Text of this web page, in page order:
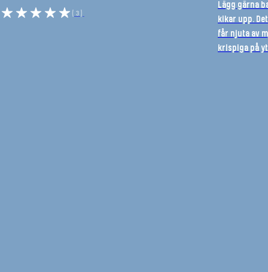
(3)
Lägg gärna
kikar upp.
får njuta av
krispiga på